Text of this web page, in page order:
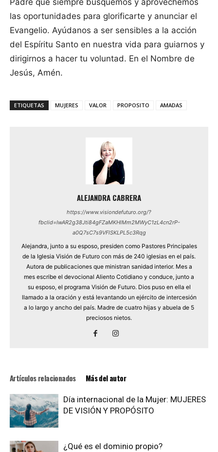
Padre que siempre busquemos y aprovechemos
las oportunidades para glorificarte y anunciar el
Evangelio. Ayúdanos a ser sensibles a la acción
del Espíritu Santo en nuestra vida para guiarnos y
dirigirnos a hacer tu voluntad. En el Nombre de
Jesús, Amén.
ETIQUETAS MUJERES VALOR PROPOSITO AMADAS
ALEJANDRA CABRERA
https://www.visiondefuturo.org/?
fbclid=IwAR2g38Jti84gFZaMKHlMm2MWyC1zL4cn2rP-
a0Q7sC7s9VFlSKLPL5c3Rqg
Alejandra, junto a su esposo, presiden como Pastores Principales
de la Iglesia Visión de Futuro con más de 240 iglesias en el país.
Autora de publicaciones que ministran sanidad interior. Mes a
mes escribe el devocional Aliento Cotidiano y conduce, junto a
su esposo, el programa Visión de Futuro. Dios puso en ella el
llamado a la oración y está levantando un ejército de intercesión
a lo largo y ancho del país. Madre de cuatro hijas y abuela de 5
preciosos nietos.
Artículos relacionados Más del autor
Día internacional de la Mujer: MUJERES
DE VISIÓN Y PROPÓSITO
¿Qué es el dominio propio?